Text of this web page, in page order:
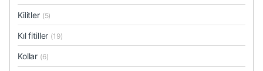
Kilitler (5)
Kıl fitiller (19)
Kollar (6)